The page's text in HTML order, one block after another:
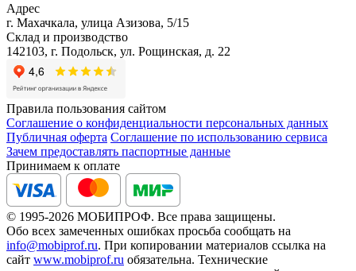
Адрес
г. Махачкала, улица Азизова, 5/15
Склад и производство
142103, г. Подольск, ул. Рощинская, д. 22
Правила пользования сайтом
Соглашение о конфиденциальности персональных данных
Публичная оферта Соглашение по использованию сервиса
Зачем предоставлять паспортные данные
Принимаем к оплате
© 1995-2026 МОБИПРОФ. Все права защищены.
Обо всех замеченных ошибках просьба сообщать на
info@mobiprof.ru. При копировании материалов ссылка на
сайт www.mobiprof.ru обязательна. Технические